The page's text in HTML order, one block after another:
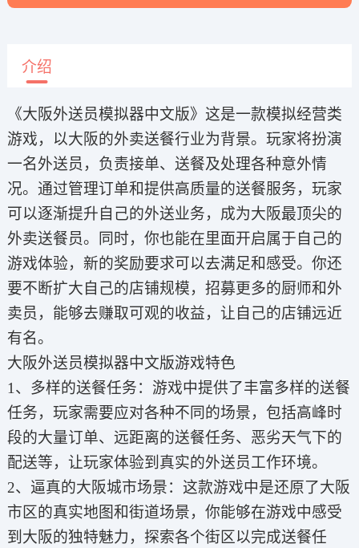
介绍
《大阪外送员模拟器中文版》这是一款模拟经营类
游戏，以大阪的外卖送餐行业为背景。玩家将扮演
一名外送员，负责接单、送餐及处理各种意外情
况。通过管理订单和提供高质量的送餐服务，玩家
可以逐渐提升自己的外送业务，成为大阪最顶尖的
外卖送餐员。同时，你也能在里面开启属于自己的
游戏体验，新的奖励要求可以去满足和感受。你还
要不断扩大自己的店铺规模，招募更多的厨师和外
卖员，能够去赚取可观的收益，让自己的店铺远近
有名。
大阪外送员模拟器中文版游戏特色
1、多样的送餐任务：游戏中提供了丰富多样的送餐
任务，玩家需要应对各种不同的场景，包括高峰时
段的大量订单、远距离的送餐任务、恶劣天气下的
配送等，让玩家体验到真实的外送员工作环境。
2、逼真的大阪城市场景：这款游戏中是还原了大阪
市区的真实地图和街道场景，你能够在游戏中感受
到大阪的独特魅力，探索各个街区以完成送餐任